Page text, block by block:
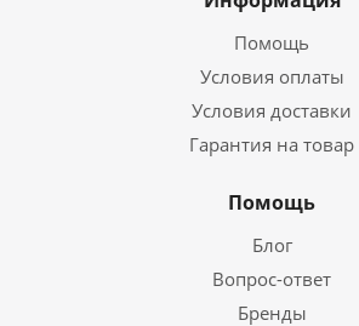
Помощь
Условия оплаты
Условия доставки
Гарантия на товар
Помощь
Блог
Вопрос-ответ
Бренды